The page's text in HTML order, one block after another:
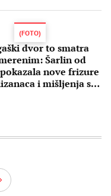
(FOTO)
dvor to smatra
Šarlin od
nove frizure
i mišljenja su